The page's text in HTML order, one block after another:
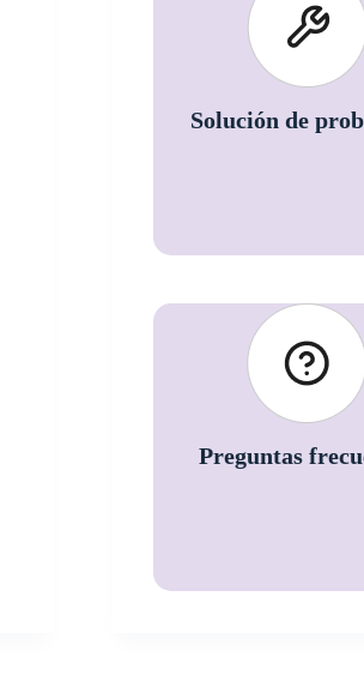
Solución de
Preguntas